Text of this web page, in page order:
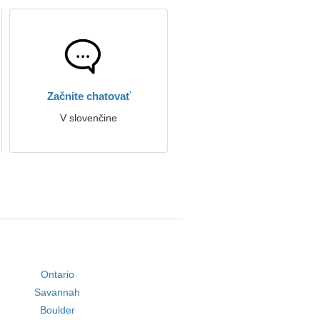
Začnite chatovať
V slovenčine
Ontario
Savannah
Boulder